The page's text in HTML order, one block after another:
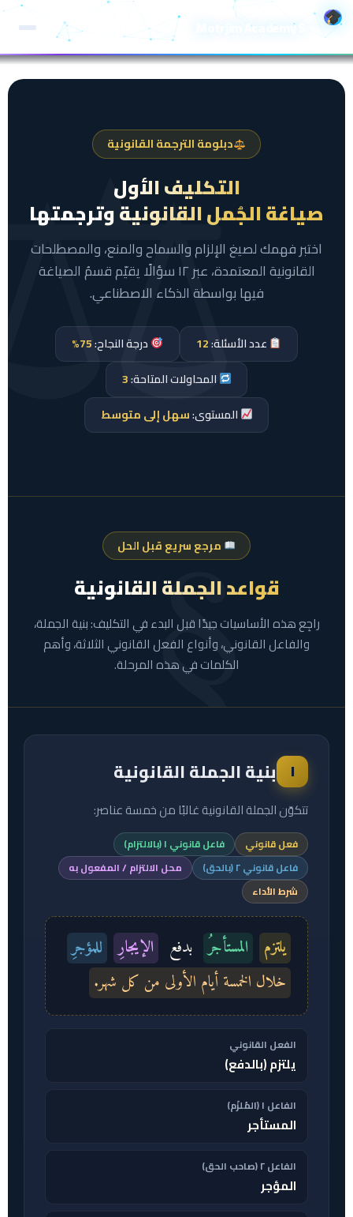
Motrjim Academy S
تخطي
إلى
دبلومة الترجمة القانونية
التكليف الأول
صياغة الجُمل القانونية وترجمتها
اختبر فهمك لصيغ الإلزام والسماح والمنع، والمصطلحات
القانونية المعتمدة، عبر ١٢ سؤالًا يقيّم قسمُ الصياغة
فيها بواسطة الذكاء الاصطناعي.
عدد الأسئلة:12 درجة النجاح:75%
المحاولات المتاحة:3
المستوى:سهل إلى متوسط
مرجع سريع قبل الحل
قواعد الجملة القانونية
راجِع هذه الأساسيات جيدًا قبل البدء في التكليف: بنية الجملة،
والفاعل القانوني، وأنواع الفعل القانوني الثلاثة، وأهم
الكلمات في هذه المرحلة.
١ بنية الجملة القانونية
تتكوّن الجملة القانونية غالبًا من خمسة عناصر:
فعل قانوني
فاعل قانوني ١ (بالالتزام)
فاعل قانوني ٢ (بالحق)
محل الالتزام / المفعول به
شرط الأداء
يلتزم المستأجرُ بدفع الإيجارِ للمؤجرِ
خلال الخمسة أيام الأولى من كل شهر.
الفعل القانوني
يلتزم (بالدفع)
الفاعل ١ (المُلزَم)
المستأجر
الفاعل ٢ (صاحب الحق)
المؤجر